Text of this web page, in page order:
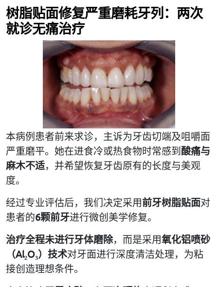
树脂贴面修复严重磨耗牙列：两次
就诊无痛治疗
本病例患者前来求诊，主诉为牙齿切端及咀嚼面
严重磨平。她在进食冷或热食物时常感到酸痛与
麻木不适，并希望恢复牙齿原有的长度与美观
度。
经过专业评估后，我们决定采用前牙树脂贴面对
患者的6颗前牙进行微创美学修复。
治疗全程未进行牙体磨除，而是采用氧化铝喷砂
（Al₂O₃）技术对牙面进行深度清洁处理，为粘
接创造理想条件。